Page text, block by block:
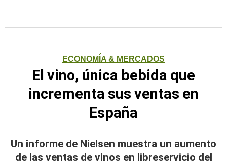
ECONOMÍA & MERCADOS
El vino, única bebida que
incrementa sus ventas en
España
Un informe de Nielsen muestra un aumento
de las ventas de vinos en libreservicio del